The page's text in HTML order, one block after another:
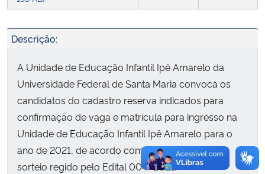
Secretaria-Geral
Gabinete de Segurança Institucional
Advocacia-Geral da União
Banco Central do Brasil
Descrição:
A Unidade de Educação Infantil Ipê Amarelo da
Universidade Federal de Santa Maria convoca os
candidatos do cadastro reserva indicados para
confirmação de vaga e matrícula para ingresso na
Unidade de Educação Infantil Ipê Amarelo para o
ano de 2021, de acordo com classificação no
sorteio regido pelo Edital 004/2021.